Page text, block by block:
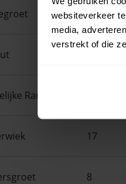
websiteverkeer
media,
verstrekt of die
6
Randweg
17
8